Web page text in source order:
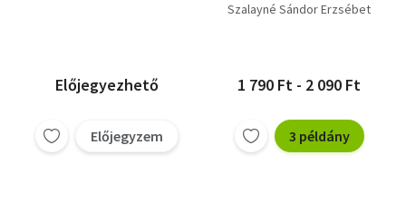
Előjegyezhető
Előjegyzem
Szalayné Sándor Erzsébet
1 790 Ft - 2 090 Ft
3 példány